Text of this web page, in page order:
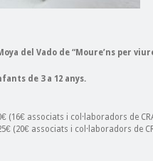
del Vado de “Moure’ns per
de 3 a 12 anys.
(16€ associats i col·laboradors de
(20€ associats i col·laboradors de